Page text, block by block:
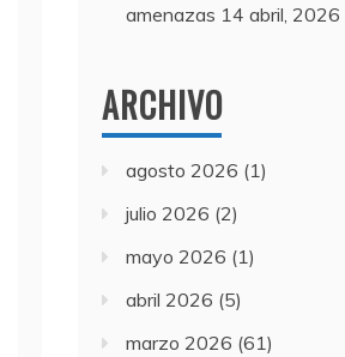
amenazas 14 abril, 2026
ARCHIVO
agosto 2026 (1)
julio 2026 (2)
mayo 2026 (1)
abril 2026 (5)
marzo 2026 (61)